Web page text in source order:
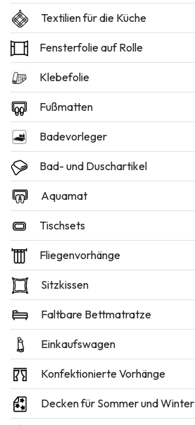
Textilien für die Küche
Fensterfolie auf Rolle
Klebefolie
Fußmatten
Badevorleger
Bad- und Duschartikel
Aquamat
Tischsets
Fliegenvorhänge
Sitzkissen
Faltbare Bettmatratze
Einkaufswagen
Konfektionierte Vorhänge
Decken für Sommer und Winter